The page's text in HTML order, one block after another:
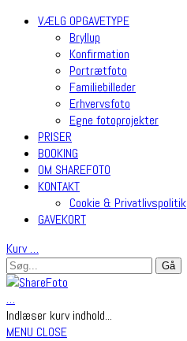
VÆLG OPGAVETYPE
Bryllup
Konfirmation
Portrætfoto
Familiebilleder
Erhvervsfoto
Egne fotoprojekter
PRISER
BOOKING
OM SHAREFOTO
KONTAKT
Cookie & Privatlivspolitik
GAVEKORT
Kurv…
…
Indlæser kurv indhold...
MENU CLOSE